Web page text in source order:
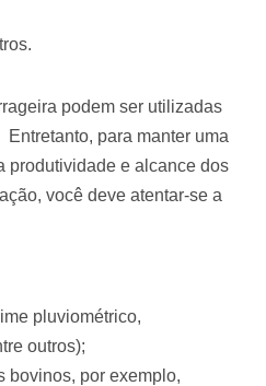
podem ser utilizadas
para manter uma
produtividade e alcance dos
você deve atentar-se a
pluviométrico,
outros);
bovinos, por exemplo,